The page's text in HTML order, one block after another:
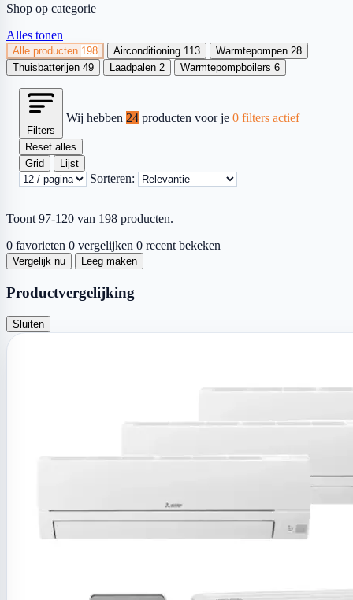
Shop op categorie
Alles tonen
Alle producten 198 Airconditioning 113 Warmtepompen 28
Thuisbatterijen 49 Laadpalen 2 Warmtepompboilers 6
Filters
Wij hebben 24 producten voor je 0 filters actief
Reset alles
Grid
Lijst
Sorteren:
Toont 97-120 van 198 producten.
0 favorieten 0 vergelijken 0 recent bekeken
Vergelijk nu Leeg maken
Productvergelijking
Sluiten